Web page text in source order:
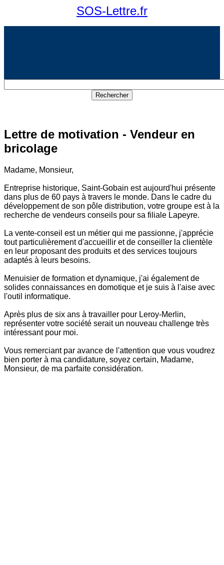
SOS-Lettre.fr
Lettre de motivation - Vendeur en
bricolage
Madame, Monsieur,
Entreprise historique, Saint-Gobain est aujourd'hui présente
dans plus de 60 pays à travers le monde. Dans le cadre du
développement de son pôle distribution, votre groupe est à la
recherche de vendeurs conseils pour sa filiale Lapeyre.
La vente-conseil est un métier qui me passionne, j'apprécie
tout particulièrement d'accueillir et de conseiller la clientèle
en leur proposant des produits et des services toujours
adaptés à leurs besoins.
Menuisier de formation et dynamique, j'ai également de
solides connaissances en domotique et je suis à l'aise avec
l'outil informatique.
Après plus de six ans à travailler pour Leroy-Merlin,
représenter votre société serait un nouveau challenge très
intéressant pour moi.
Vous remerciant par avance de l'attention que vous voudrez
bien porter à ma candidature, soyez certain, Madame,
Monsieur, de ma parfaite considération.